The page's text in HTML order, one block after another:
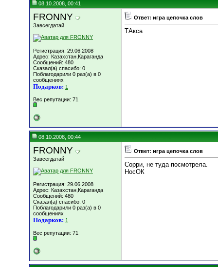
08.10.2008, 00:41
FRONNY
Завсегдатай
Регистрация: 29.06.2008
Адрес: Казахстан,Караганда
Сообщений: 480
Сказал(а) спасибо: 0
Поблагодарили 0 раз(а) в 0
сообщениях
Подарков: 1
Вес репутации: 71
Ответ: игра цепочка слов
ТАкса
08.10.2008, 00:44
FRONNY
Завсегдатай
Регистрация: 29.06.2008
Адрес: Казахстан,Караганда
Сообщений: 480
Сказал(а) спасибо: 0
Поблагодарили 0 раз(а) в 0
сообщениях
Подарков: 1
Вес репутации: 71
Ответ: игра цепочка слов
Сорри, не туда посмотрела.
НосОК